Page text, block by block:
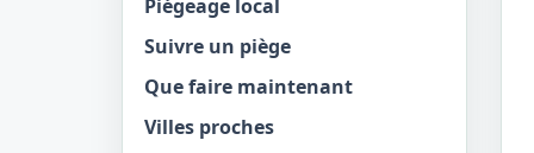
Piégeage local
Suivre un piège
Que faire maintenant
Villes proches